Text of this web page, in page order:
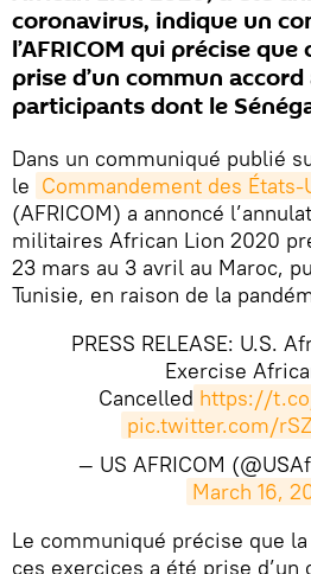
coronavirus, indique un
l’AFRICOM qui précise
prise d’un commun
participants dont le
Dans un communiqué publié
le Commandement des
(AFRICOM) a annoncé
militaires African Lion 2020
23 mars au 3 avril au Maroc,
Tunisie, en raison de la
PRESS RELEASE: U.S.
Exercise
Cancelled https://
pic.twitter.com/
— US AFRICOM
March 16,
​Le communiqué précise que
ces exercices a été prise d’un